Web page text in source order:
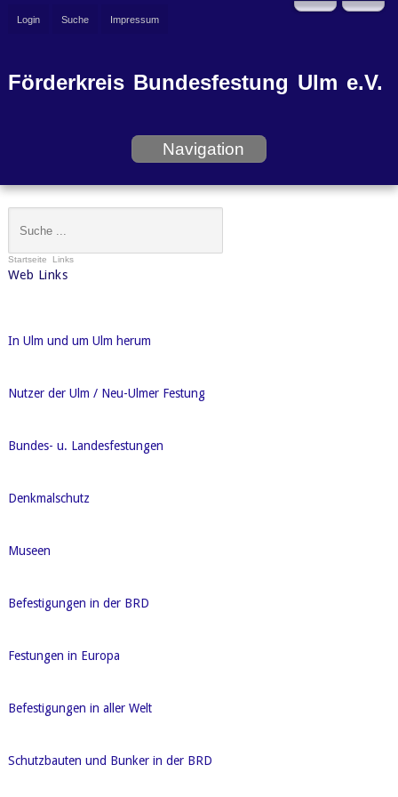
Login Suche Impressum
Förderkreis Bundesfestung Ulm e.V.
Navigation
Startseite Links
Web Links
In Ulm und um Ulm herum
Nutzer der Ulm / Neu-Ulmer Festung
Bundes- u. Landesfestungen
Denkmalschutz
Museen
Befestigungen in der BRD
Festungen in Europa
Befestigungen in aller Welt
Schutzbauten und Bunker in der BRD